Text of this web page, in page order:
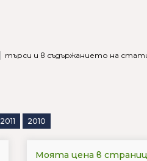
търси и в съдържанието на
2011 2010
Моята цена в